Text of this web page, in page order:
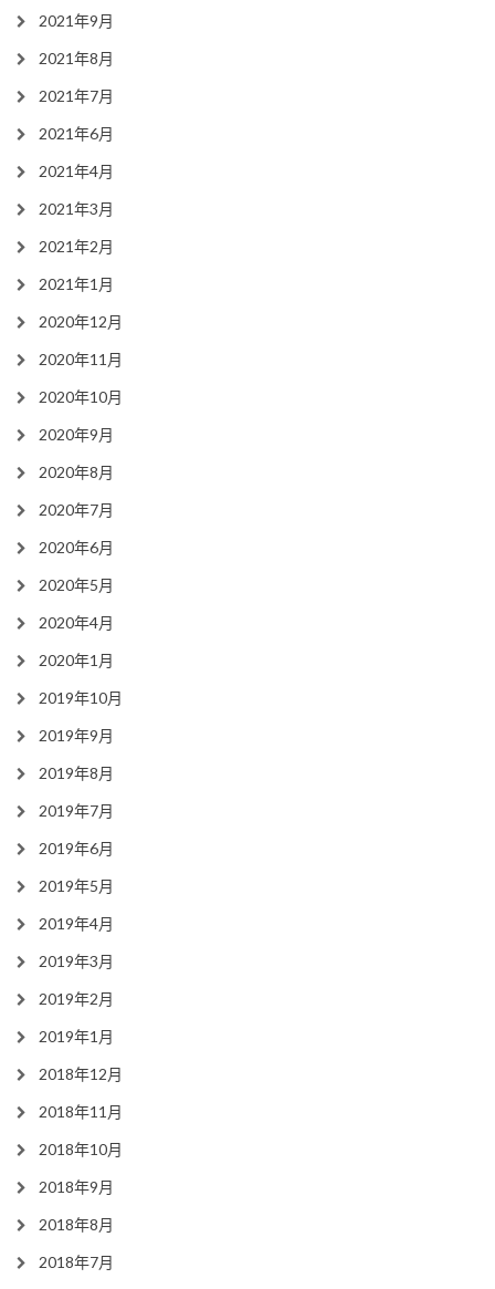
2021年9月
2021年8月
2021年7月
2021年6月
2021年4月
2021年3月
2021年2月
2021年1月
2020年12月
2020年11月
2020年10月
2020年9月
2020年8月
2020年7月
2020年6月
2020年5月
2020年4月
2020年1月
2019年10月
2019年9月
2019年8月
2019年7月
2019年6月
2019年5月
2019年4月
2019年3月
2019年2月
2019年1月
2018年12月
2018年11月
2018年10月
2018年9月
2018年8月
2018年7月